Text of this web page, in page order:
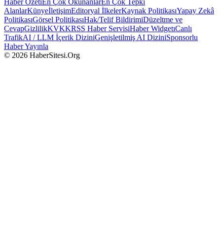
AlanlarKünyeİletişimEditoryal İlkelerKaynak PolitikasıYapay Zekâ
PolitikasıGörsel PolitikasıHak/Telif BildirimiDüzeltme ve
CevapGizlilikKVKKRSS Haber ServisiHaber WidgetıCanlı
TrafikAI / LLM İçerik DiziniGenişletilmiş AI DiziniSponsorlu
Haber Yayınla
© 2026 HaberSitesi.Org